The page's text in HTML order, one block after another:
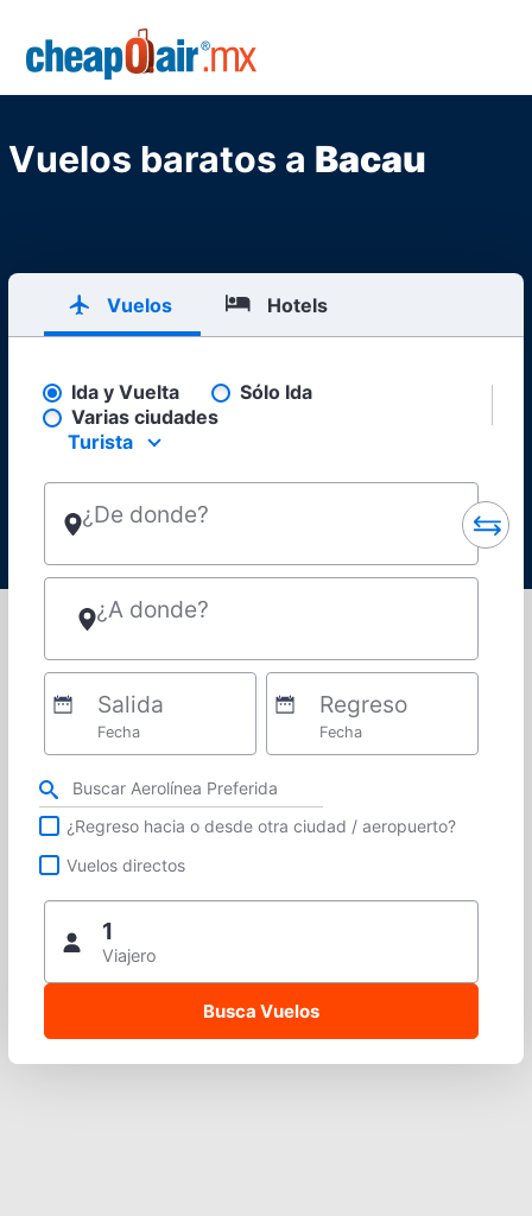
Skip to main content
Vuelos baratos a Bacau
Vuelos Hotels
Pick your flight type
Ida y Vuelta
Sólo Ida
Varias ciudades
Select your preferred seating class.
Turista
¿De donde?
¿A donde?
Salida
Fecha
Regreso
Fecha
Refina tu búsqueda por aerolínea, ciudad o aeropuerto o vuelos directos
¿Regreso hacia o desde otra ciudad / aeropuerto?
Vuelos directos
1
Viajero